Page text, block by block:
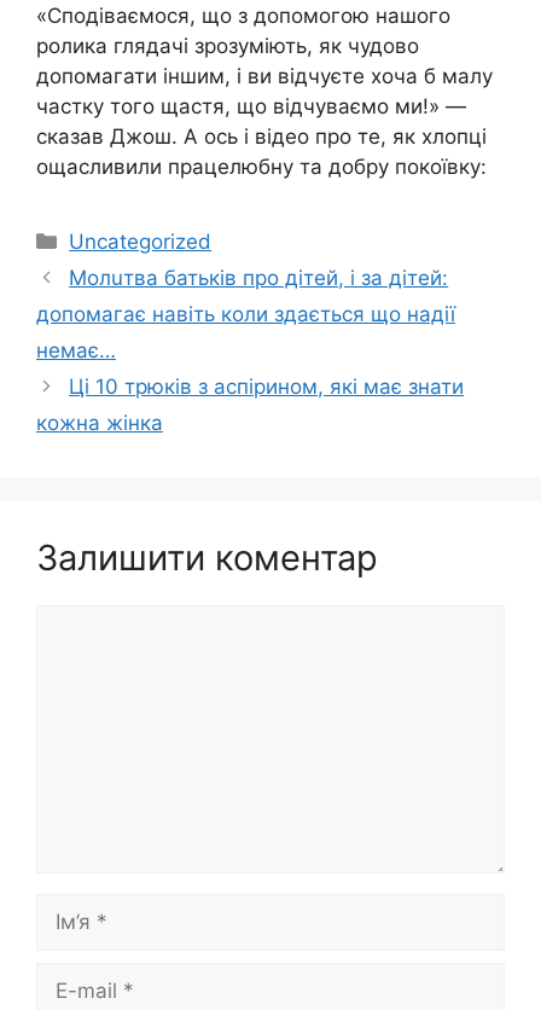
«Сподіваємося, що з допомогою нашого
ролика глядачі зрозуміють, як чудово
допомагати іншим, і ви відчуєте хоча б малу
частку того щастя, що відчуваємо ми!» —
сказав Джош. А ось і відео про те, як хлопці
ощасливили працелюбну та добру покоївку:
Категорії
Uncategorized
Молuтва батьків про дітей, і за дітей:
допомагає навіть коли здається що надії
немає…
Ці 10 трюків з аспірином, які має знати
кожна жінка
Залишити коментар